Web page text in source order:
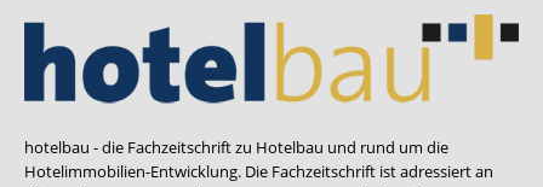
hotelbau - die Fachzeitschrift zu Hotelbau und rund um die
Hotelimmobilien-Entwicklung. Die Fachzeitschrift ist adressiert an